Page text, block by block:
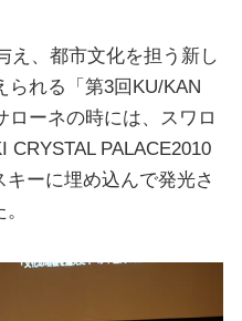
え、都市文化を担う新し
られる「第3回KU/KAN
ローネの時には、スワロ
CRYSTAL PALACE2010
ーに埋め込んで発光さ